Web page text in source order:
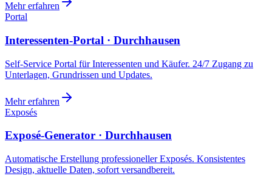
Mehr erfahren
Portal
Interessenten-Portal · Durchhausen
Self-Service Portal für Interessenten und Käufer. 24/7 Zugang zu
Unterlagen, Grundrissen und Updates.
Mehr erfahren
Exposés
Exposé-Generator · Durchhausen
Automatische Erstellung professioneller Exposés. Konsistentes
Design, aktuelle Daten, sofort versandbereit.